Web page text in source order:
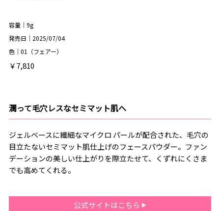
容量｜9g
発売日｜2025/07/04
色｜01（フェアー）
￥7,810
潤って毛穴レスなセミマット肌へ
ジェルベースに繊細なマイクロ パールが配合された、毛穴の
目立たないセミマット肌仕上げのフェースパウダー。ファン
デーションの美しい仕上がりを際立たせて、くずれにくさま
でも高めてくれる。
公式サイトはこちら